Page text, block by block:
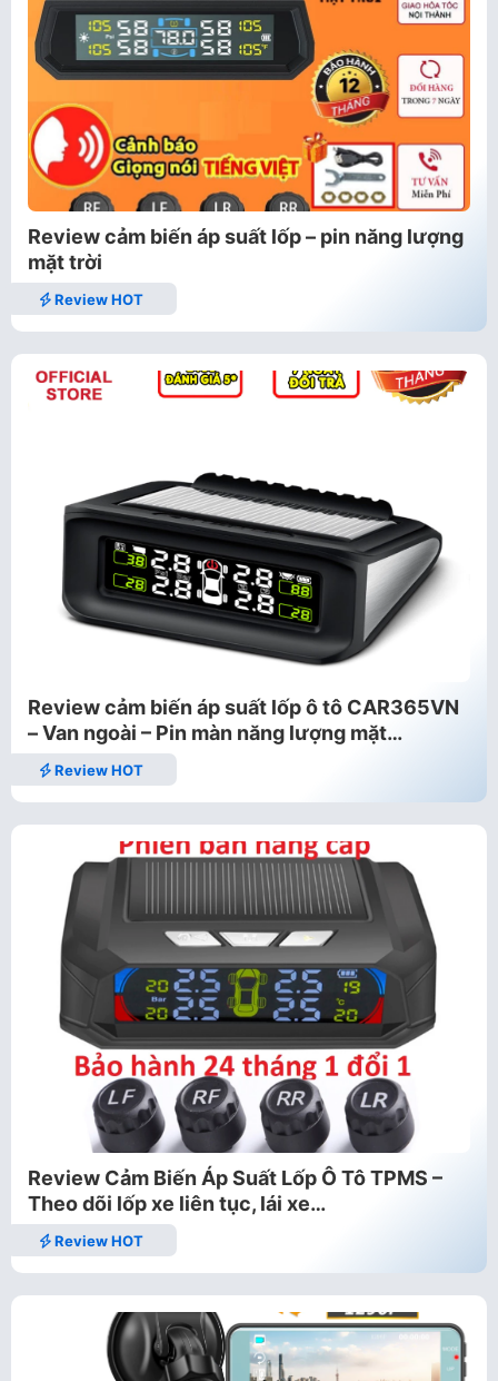
Review cảm biến áp suất lốp – pin năng lượng
mặt trời
Review HOT
Review cảm biến áp suất lốp ô tô CAR365VN
– Van ngoài – Pin màn năng lượng mặt…
Review HOT
Review Cảm Biến Áp Suất Lốp Ô Tô TPMS –
Theo dõi lốp xe liên tục, lái xe…
Review HOT